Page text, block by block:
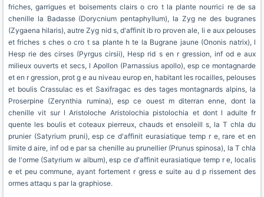
friches, garrigues et boisements clairs o cro t la plante nourrici re de sa
chenille la Badasse (Dorycnium pentaphyllum), la Zyg ne des bugranes
(Zygaena hilaris), autre Zyg nid s, d'affinit ib ro proven ale, li e aux pelouses
et friches s ches o cro t sa plante h te la Bugrane jaune (Ononis natrix), l
Hesp rie des cirses (Pyrgus cirsii), Hesp rid s en r gression, inf od e aux
milieux ouverts et secs, l Apollon (Parnassius apollo), esp ce montagnarde
et en r gression, prot g e au niveau europ en, habitant les rocailles, pelouses
et boulis Crassulac es et Saxifragac es des tages montagnards alpins, la
Proserpine (Zerynthia rumina), esp ce ouest m diterran enne, dont la
chenille vit sur l Aristoloche Aristolochia pistolochia et dont l adulte fr
quente les boulis et coteaux pierreux, chauds et ensoleill s, la T chla du
prunier (Satyrium pruni), esp ce d'affinit eurasiatique temp r e, rare et en
limite d aire, inf od e par sa chenille au prunellier (Prunus spinosa), la T chla
de l'orme (Satyrium w album), esp ce d'affinit eurasiatique temp r e, localis
e et peu commune, ayant fortement r gress e suite au d p rissement des
ormes attaqu s par la graphiose.